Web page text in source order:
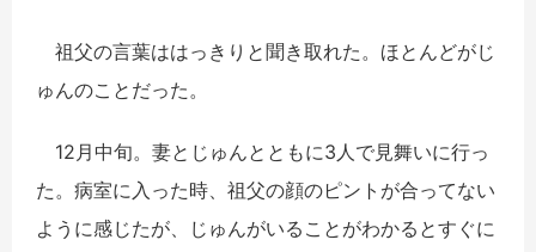
祖父の言葉ははっきりと聞き取れた。ほとんどがじ
ゅんのことだった。
12月中旬。妻とじゅんとともに3人で見舞いに行っ
た。病室に入った時、祖父の顔のピントが合ってない
ように感じたが、じゅんがいることがわかるとすぐに